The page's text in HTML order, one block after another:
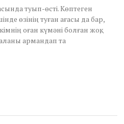
туып-өсті. Көптеген
өзінің туған ағасы да бар,
оған күмәні болған жоқ,
армандап та